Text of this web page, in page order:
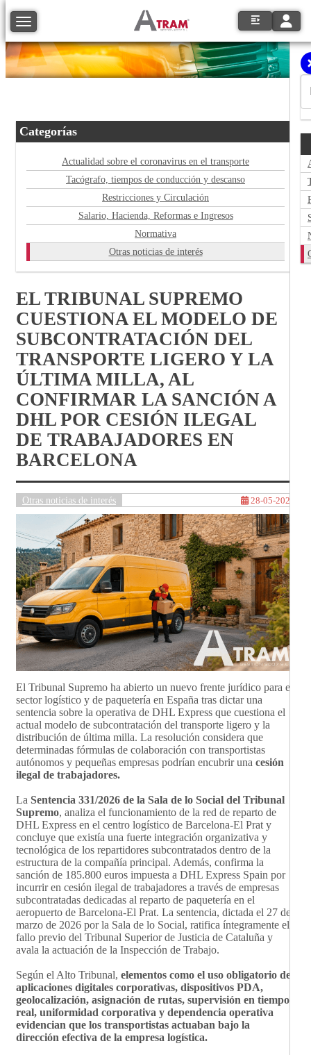
Toggle navigation
Categorías
Actualidad sobre el coronavirus en el transporte
Tacógrafo, tiempos de conducción y descanso
Restricciones y Circulación
Salario, Hacienda, Reformas e Ingresos
Normativa
Otras noticias de interés
EL TRIBUNAL SUPREMO
CUESTIONA EL MODELO DE
SUBCONTRATACIÓN DEL
TRANSPORTE LIGERO Y LA
ÚLTIMA MILLA, AL
CONFIRMAR LA SANCIÓN A
DHL POR CESIÓN ILEGAL
DE TRABAJADORES EN
BARCELONA
Otras noticias de interés 28-05-2026
El Tribunal Supremo ha abierto un nuevo frente jurídico para el
sector logístico y de paquetería en España tras dictar una
sentencia sobre la operativa de DHL Express que cuestiona el
actual modelo de subcontratación del transporte ligero y la
distribución de última milla. La resolución considera que
determinadas fórmulas de colaboración con transportistas
autónomos y pequeñas empresas podrían encubrir una cesión
ilegal de trabajadores.
La Sentencia 331/2026 de la Sala de lo Social del Tribunal
Supremo, analiza el funcionamiento de la red de reparto de
DHL Express en el centro logístico de Barcelona-El Prat y
concluye que existía una fuerte integración organizativa y
tecnológica de los repartidores subcontratados dentro de la
estructura de la compañía principal. Además, confirma la
sanción de 185.800 euros impuesta a DHL Express Spain por
incurrir en cesión ilegal de trabajadores a través de empresas
subcontratadas dedicadas al reparto de paquetería en el
aeropuerto de Barcelona-El Prat. La sentencia, dictada el 27 de
marzo de 2026 por la Sala de lo Social, ratifica íntegramente el
fallo previo del Tribunal Superior de Justicia de Cataluña y
avala la actuación de la Inspección de Trabajo.
Según el Alto Tribunal, elementos como el uso obligatorio de
aplicaciones digitales corporativas, dispositivos PDA,
geolocalización, asignación de rutas, supervisión en tiempo
real, uniformidad corporativa y dependencia operativa
evidencian que los transportistas actuaban bajo la
dirección efectiva de la empresa logística.